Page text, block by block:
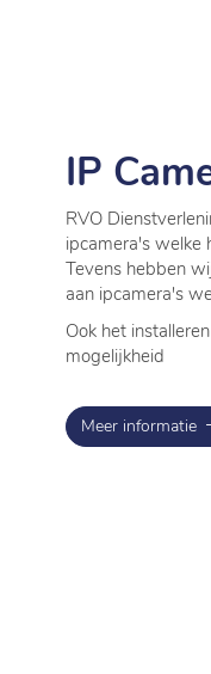
IP
RVO
ipcamera's welke
Tevens hebben
aan ipcamera's
Ook het
mogelijkheid
Meer informatie